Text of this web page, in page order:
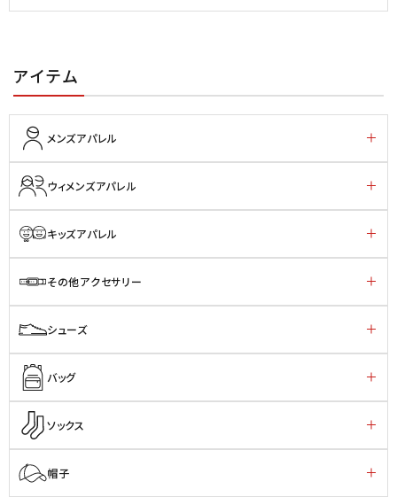
アイテム
メンズアパレル
ウィメンズアパレル
キッズアパレル
その他アクセサリー
シューズ
バッグ
ソックス
帽子